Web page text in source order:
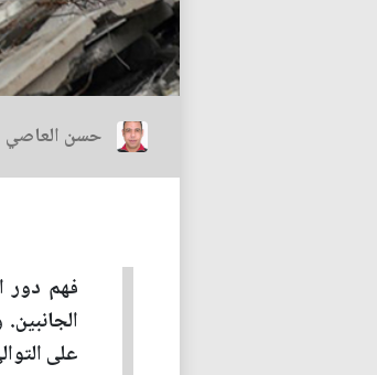
حسن العاصي
فهم دور
على